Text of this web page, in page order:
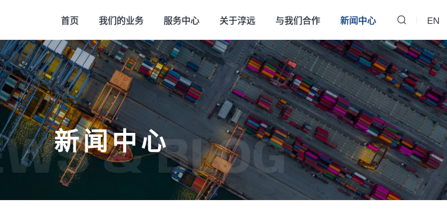
EN
首页 我们的业务 服务中心 关于淳远 与我们合作 新闻中心
新闻中心
& BLOG